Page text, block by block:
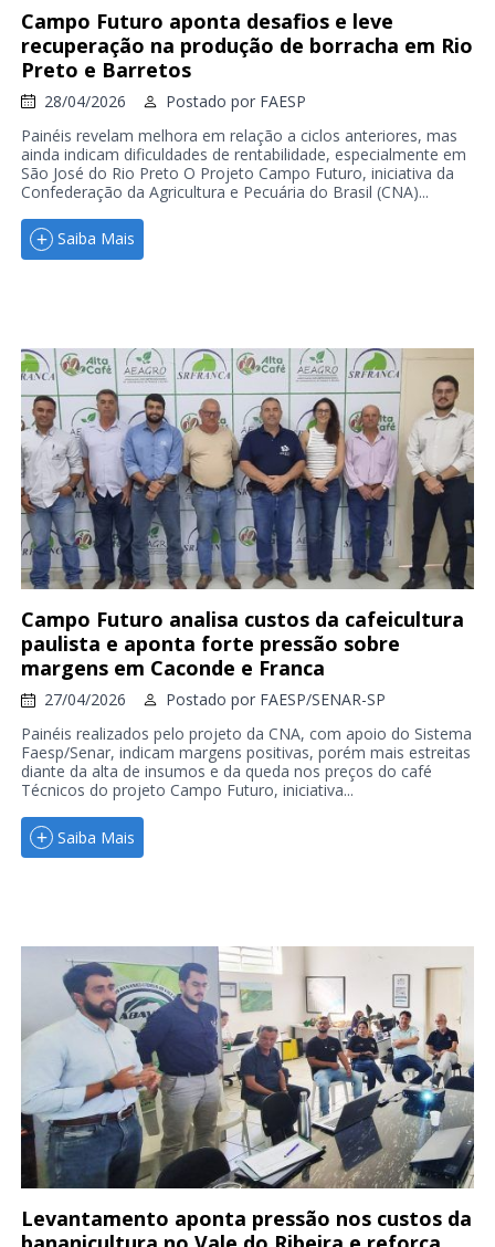
Campo Futuro aponta desafios e leve
recuperação na produção de borracha em Rio
Preto e Barretos
28/04/2026 Postado por FAESP
Painéis revelam melhora em relação a ciclos anteriores, mas
ainda indicam dificuldades de rentabilidade, especialmente em
São José do Rio Preto O Projeto Campo Futuro, iniciativa da
Confederação da Agricultura e Pecuária do Brasil (CNA)...
Saiba Mais
Campo Futuro analisa custos da cafeicultura
paulista e aponta forte pressão sobre
margens em Caconde e Franca
27/04/2026 Postado por FAESP/SENAR-SP
Painéis realizados pelo projeto da CNA, com apoio do Sistema
Faesp/Senar, indicam margens positivas, porém mais estreitas
diante da alta de insumos e da queda nos preços do café
Técnicos do projeto Campo Futuro, iniciativa...
Saiba Mais
Levantamento aponta pressão nos custos da